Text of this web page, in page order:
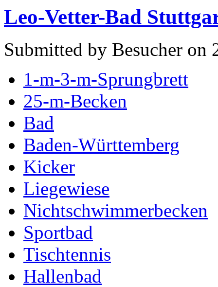
Leo-Vetter-Bad
Submitted by Besucher on
1-m-3-m-Sprungbrett
25-m-Becken
Bad
Baden-Württemberg
Kicker
Liegewiese
Nichtschwimmerbecken
Sportbad
Tischtennis
Hallenbad